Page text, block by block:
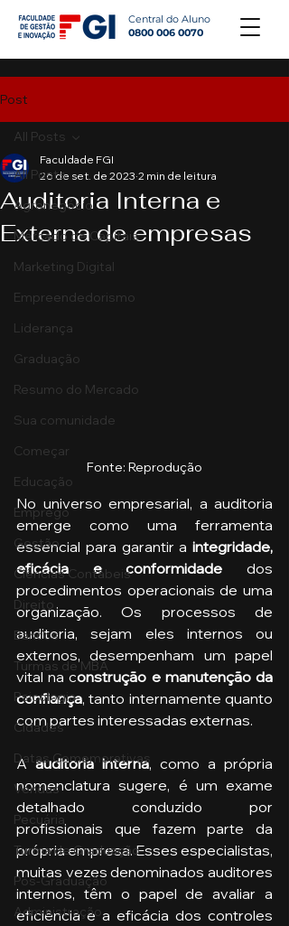
Central do Aluno
0800 006 0070
Post
All Posts
Agronegócio
Mercado de Capitais
Marketing Digital
Empreendedorismo
Liderança
Graduação
Resumo do Mercado
Sua comunidade
Começar
Educação
Emprego
Gestão
Ciências Contábeis
Direito
Bancos
Turmas de MBA
Psicologia
Cidades
Datas Comemorativas
Vendas
Pecuária
Turma de Graduação
Pós-Graduação
Administração
All Posts
Auditoria Interna e
Externa de empresas
Faculdade FGI
26 de set. de 2023 2 min de leitura
Fonte: Reprodução
No universo empresarial, a auditoria
emerge como uma ferramenta
essencial para garantir a integridade,
eficácia e conformidade dos
procedimentos operacionais de uma
organização. Os processos de
auditoria, sejam eles internos ou
externos, desempenham um papel
vital na construção e manutenção da
confiança, tanto internamente quanto
com partes interessadas externas.
A auditoria interna, como a própria
nomenclatura sugere, é um exame
detalhado conduzido por
profissionais que fazem parte da
própria empresa. Esses especialistas,
muitas vezes denominados auditores
internos, têm o papel de avaliar a
eficiência e a eficácia dos controles